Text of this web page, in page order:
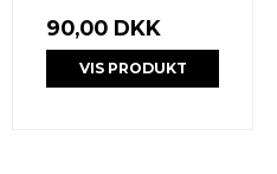
90,00 DKK
VIS PRODUKT